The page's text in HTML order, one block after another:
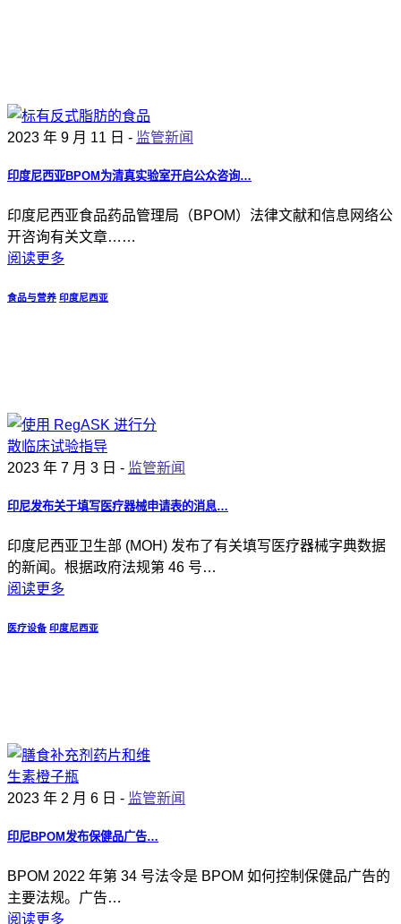
2023 年 9 月 11 日 - 监管新闻
印度尼西亚BPOM为清真实验室开启公众咨询…
印度尼西亚食品药品管理局（BPOM）法律文献和信息网络公
开咨询有关文章……
阅读更多
食品与营养 印度尼西亚
2023 年 7 月 3 日 - 监管新闻
印尼发布关于填写医疗器械申请表的消息…
印度尼西亚卫生部 (MOH) 发布了有关填写医疗器械字典数据
的新闻。根据政府法规第 46 号…
阅读更多
医疗设备 印度尼西亚
2023 年 2 月 6 日 - 监管新闻
印尼BPOM发布保健品广告…
BPOM 2022 年第 34 号法令是 BPOM 如何控制保健品广告的
主要法规。广告…
阅读更多